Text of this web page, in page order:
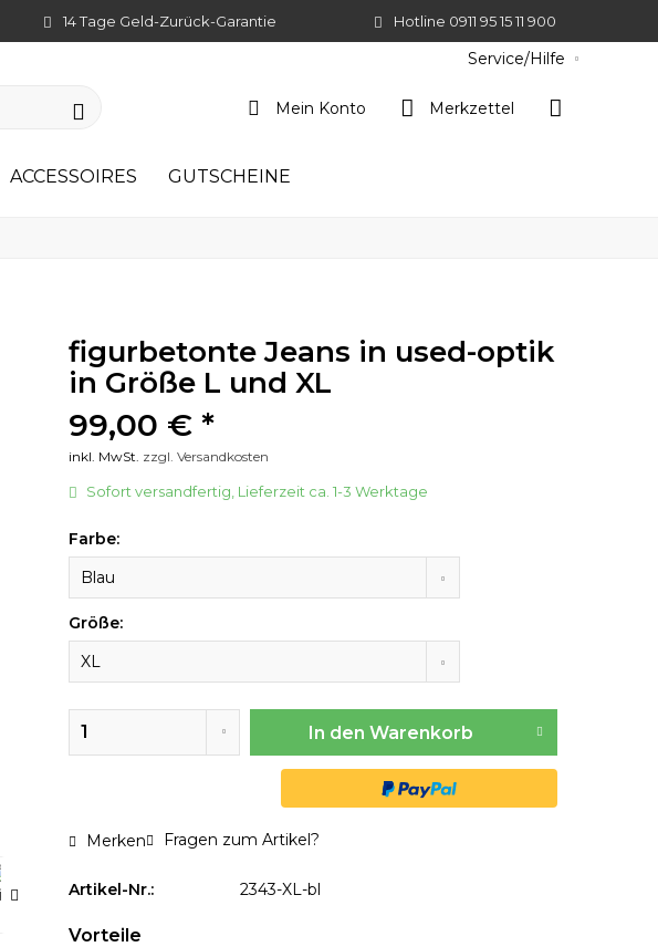
14 Tage Geld-Zurück-Garantie Hotline 0911 95 15 11 900
Service/Hilfe
Merkzettel
Mein Konto
ACCESSOIRES GUTSCHEINE
figurbetonte Jeans in used-optik
in Größe L und XL
99,00 € *
inkl. MwSt. zzgl. Versandkosten
Sofort versandfertig, Lieferzeit ca. 1-3 Werktage
Farbe:
Größe:
In den Warenkorb
Merken Fragen zum Artikel?
Artikel-Nr.: 2343-XL-bl
Vorteile